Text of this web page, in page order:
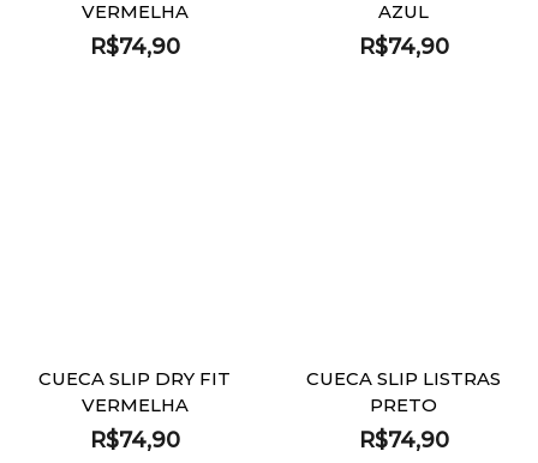
VERMELHA
R$74,90
AZUL
R$74,90
CUECA SLIP DRY FIT
VERMELHA
R$74,90
CUECA SLIP LISTRAS
PRETO
R$74,90